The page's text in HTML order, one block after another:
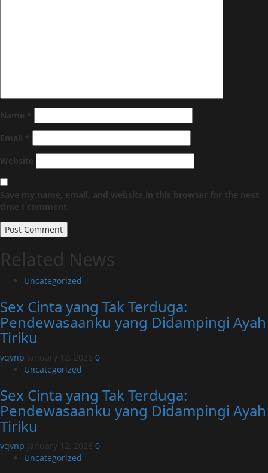
Name *
Email *
Website
Save my name, email, and website in this browser for the next
time I comment.
Related News
Uncategorized
Sex Cinta yang Tak Terduga:
Pendewasaanku yang Didampingi Ayah
Tiriku
vqvnp January 12, 2026 0
Uncategorized
Sex Cinta yang Tak Terduga:
Pendewasaanku yang Didampingi Ayah
Tiriku
vqvnp January 12, 2026 0
Uncategorized